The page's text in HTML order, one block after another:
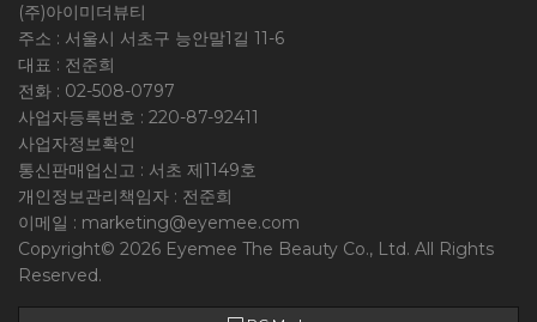
(주)아이미더뷰티
주소 : 서울시 서초구 능안말1길 11-6
대표 : 전준희
전화 : 02-508-0797
사업자등록번호 : 220-87-92411
사업자정보확인
통신판매업신고 : 서초 제1149호
개인정보관리책임자 : 전준희
이메일 : marketing@eyemee.com
Copyright© 2026 Eyemee The Beauty Co., Ltd. All Rights
Reserved.